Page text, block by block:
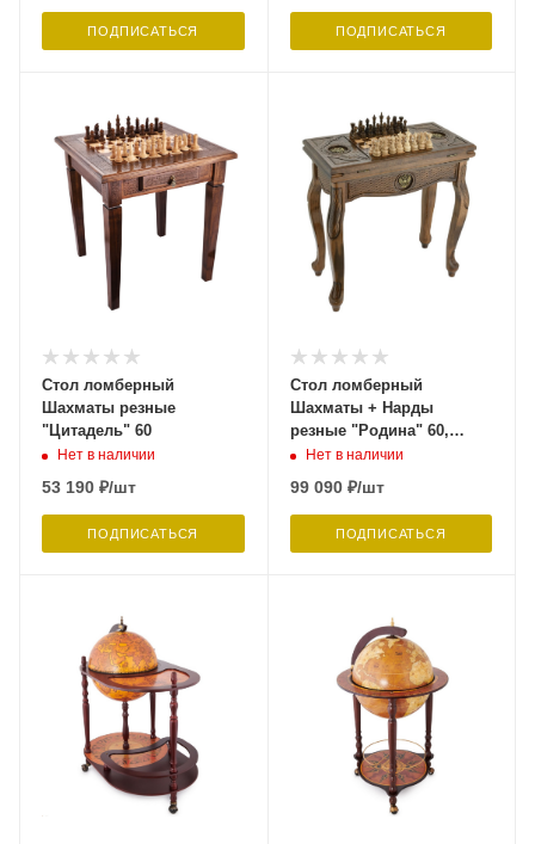
ПОДПИСАТЬСЯ ПОДПИСАТЬСЯ
Стол ломберный
Шахматы резные
"Цитадель" 60
Нет в наличии
53 190 ₽/шт
ПОДПИСАТЬСЯ
Стол ломберный
Шахматы + Нарды
резные "Родина" 60,
Harutyunyan
Нет в наличии
99 090₽/шт
ПОДПИСАТЬСЯ